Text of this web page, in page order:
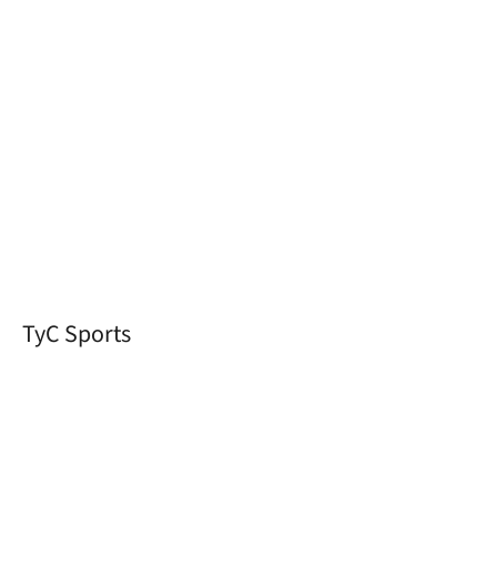
TyC Sports